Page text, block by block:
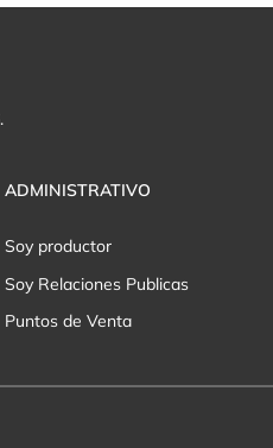
eventos urbanos más
ADMINISTRATIVO
Soy productor
Soy Relaciones Publicas
Puntos de Venta